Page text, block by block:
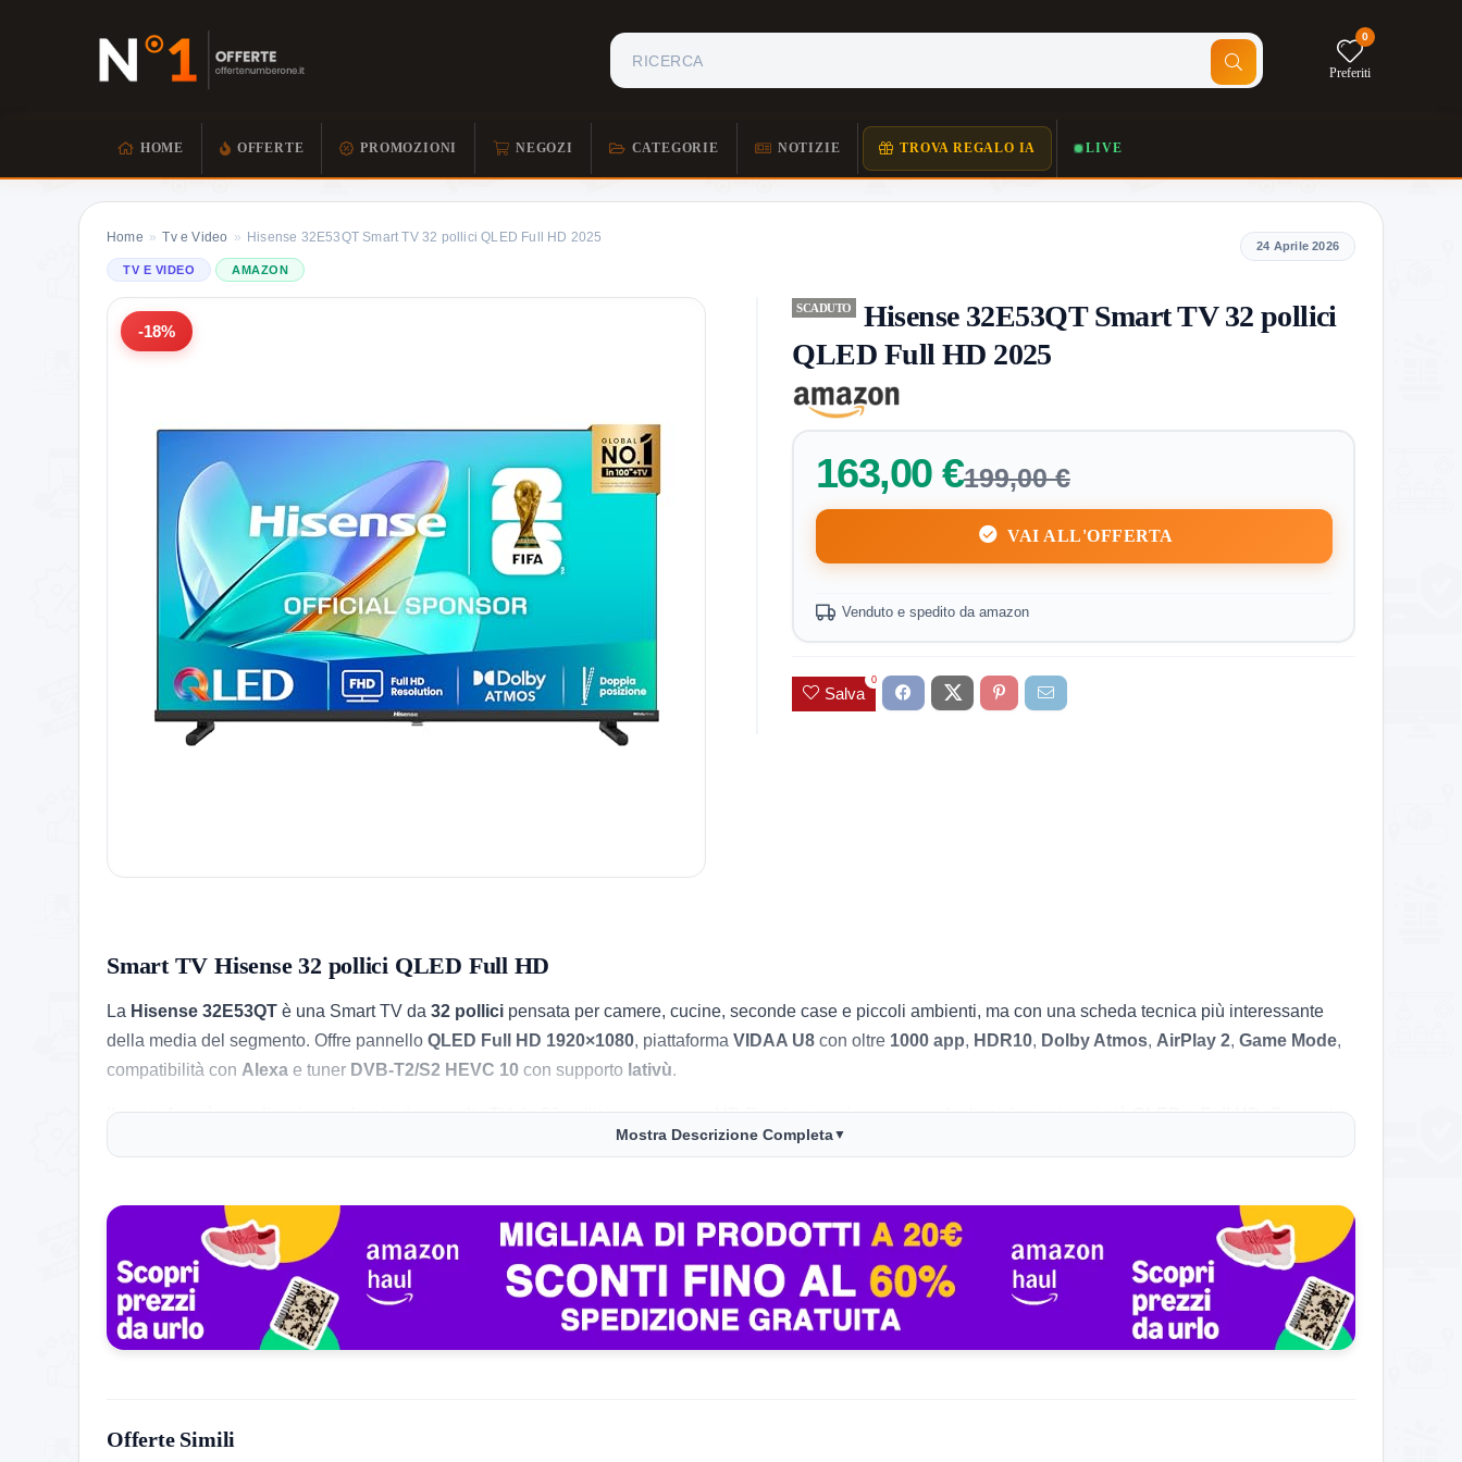
0
Preferiti
HOME OFFERTE PROMOZIONI NEGOZI CATEGORIE NOTIZIE TROVA REGALO IA LIVE
Home » Tv e Video » Hisense 32E53QT Smart TV 32 pollici QLED Full HD 2025
TV E VIDEO AMAZON
-18%
SCADUTO
Hisense 32E53QT Smart TV 32 pollici
QLED Full HD 2025
163,00 €199,00 €
VAI ALL'OFFERTA
Venduto e spedito da amazon
Salva
0
24 Aprile 2026
Smart TV Hisense 32 pollici QLED Full HD
La Hisense 32E53QT è una Smart TV da 32 pollici pensata per camere, cucine, seconde case e piccoli ambienti, ma con una scheda tecnica più interessante
della media del segmento. Offre pannello QLED Full HD 1920×1080, piattaforma VIDAA U8 con oltre 1000 app, HDR10, Dolby Atmos, AirPlay 2, Game Mode,
compatibilità con Alexa e tuner DVB-T2/S2 HEVC 10 con supporto lativù.
Il punto forte è semplice: in una fascia dove molte TV da 32 pollici sono ancora HD Ready o tecnicamente molto basiche, qui trovi giàQLEDeFull HD. Questo la
rende una proposta più curata della media per chi vuole una TV piccola ma non troppo sacrificata su resa immagine e dotazione smart.
Il prezzo attuale è di163,00€ , con sconto del rispetto al prezzo mediano di 199,00€, ed èvenduta e spedita da Amazon Scelta Amazone conta
oltre 100 acquisti nel mese scorso, due segnali utili per capire che è già entrata bene nel radar di chi cerca una 32 pollici aggiornata.
Il contesto è buono: ha circa193 recensioni , mentre il marchio Hisense mostra90% di valutazioni positive 10.000 clienti e più di50.000 ordini recenti.
In pagina compare anche una rivale diretta molto forte come la Xiaomi TV F Pro 32 QLED a 159€, quindi questa Hisense ha senso soprattutto se preferisci il
Pro: pannello
Mostra Descrizione Completa▼
Offerte Simili